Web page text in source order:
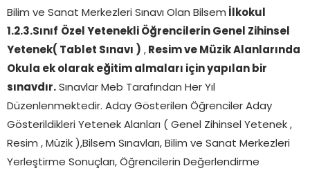
Bilim ve Sanat Merkezleri Sınavı Olan Bilsem İlkokul
1.2.3.Sınıf Özel Yetenekli Öğrencilerin Genel Zihinsel
Yetenek( Tablet Sınavı ) , Resim ve Müzik Alanlarında
Okula ek olarak eğitim almaları için yapılan bir
sınavdır. Sınavlar Meb Tarafından Her Yıl
Düzenlenmektedir. Aday Gösterilen Öğrenciler Aday
Gösterildikleri Yetenek Alanları ( Genel Zihinsel Yetenek ,
Resim , Müzik ),Bilsem Sınavları, Bilim ve Sanat Merkezleri
Yerleştirme Sonuçları, Öğrencilerin Değerlendirme